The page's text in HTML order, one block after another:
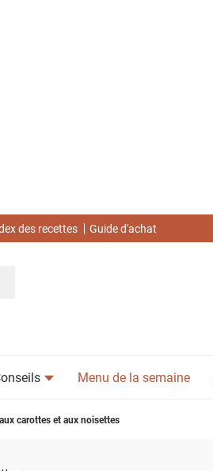
des recettes Guide d'achat
Menu de la semaine
carottes et aux noisettes